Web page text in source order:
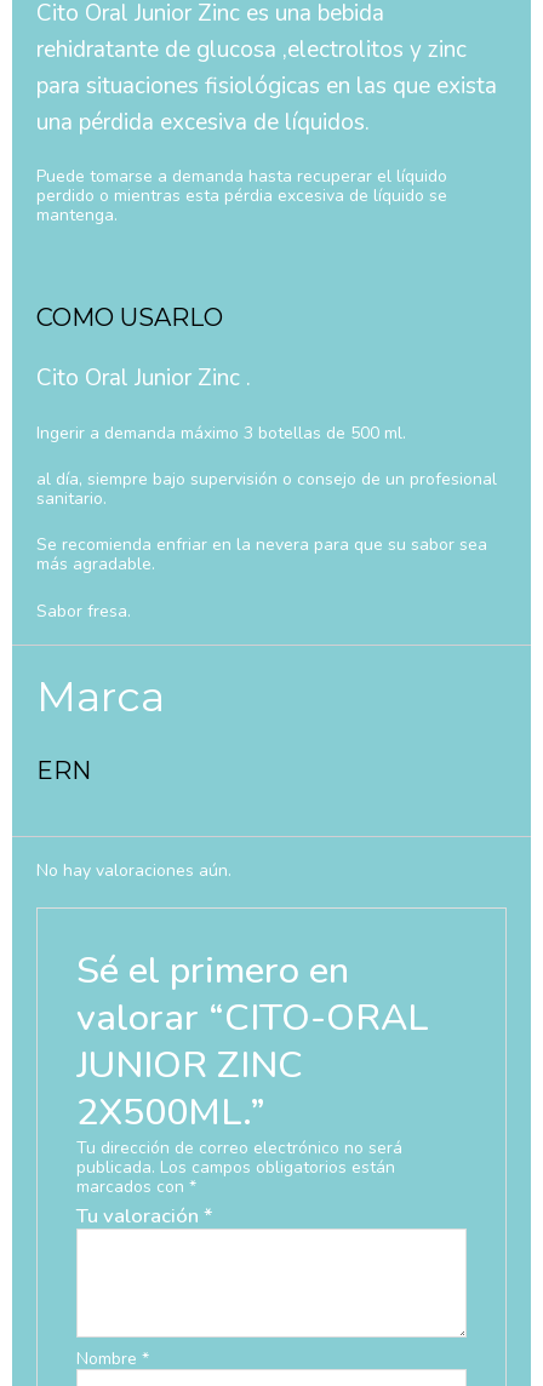
Cito Oral Junior Zinc es una bebida
rehidratante de glucosa ,electrolitos y zinc
para situaciones fisiológicas en las que exista
una pérdida excesiva de líquidos.
Puede tomarse a demanda hasta recuperar el líquido
perdido o mientras esta pérdia excesiva de líquido se
mantenga.
COMO USARLO
Cito Oral Junior Zinc .
Ingerir a demanda máximo 3 botellas de 500 ml.
al día, siempre bajo supervisión o consejo de un profesional
sanitario.
Se recomienda enfriar en la nevera para que su sabor sea
más agradable.
Sabor fresa.
Marca
ERN
No hay valoraciones aún.
Sé el primero en
valorar “CITO-ORAL
JUNIOR ZINC
2X500ML.”
Tu dirección de correo electrónico no será
publicada. Los campos obligatorios están
marcados con *
Tu valoración *
Nombre *